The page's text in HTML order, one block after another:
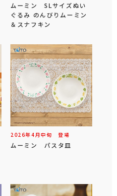
ムーミン SLサイズぬい
ぐるみ のんびりムーミン
＆スナフキン
2026年4 月中旬 登場
ムーミン パスタ皿